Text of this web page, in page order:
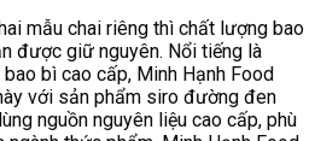
mẫu chai riêng thì chất lượng bao
được giữ nguyên. Nổi tiếng là
bì cao cấp, Minh Hạnh Food
với sản phẩm siro đường đen
nguồn nguyên liệu cao cấp, phù